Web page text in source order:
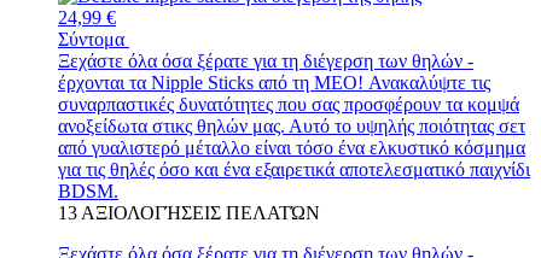
24,99 €
Σύντομα
Ξεχάστε όλα όσα ξέρατε για τη διέγερση των θηλών -
έρχονται τα Nipple Sticks από τη MEO! Ανακαλύψτε τις
συναρπαστικές δυνατότητες που σας προσφέρουν τα κομψά
ανοξείδωτα στικς θηλών μας. Αυτό το υψηλής ποιότητας σετ
από γυαλιστερό μέταλλο είναι τόσο ένα ελκυστικό κόσμημα
για τις θηλές όσο και ένα εξαιρετικά αποτελεσματικό παιχνίδι
BDSM.
13 ΑΞΙΟΛΟΓΉΣΕΙΣ ΠΕΛΑΤΏΝ
Ξεχάστε όλα όσα ξέρατε για τη διέγερση των θηλών -